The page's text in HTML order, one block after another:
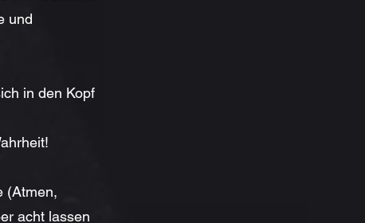
und
in den Kopf
(Atmen,
acht lassen